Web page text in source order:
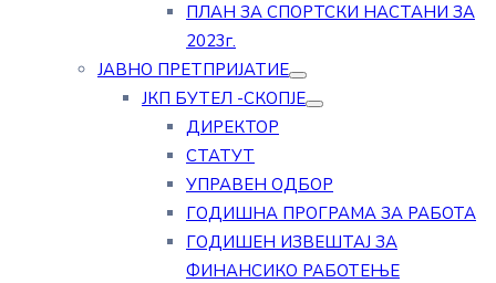
ПЛАН ЗА СПОРТСКИ НАСТАНИ ЗА
2023г.
ЈАВНО ПРЕТПРИЈАТИЕ
ЈКП БУТЕЛ -СКОПЈЕ
ДИРЕКТОР
СТАТУТ
УПРАВЕН ОДБОР
ГОДИШНА ПРОГРАМА ЗА РАБОТА
ГОДИШЕН ИЗВЕШТАЈ ЗА
ФИНАНСИКО РАБОТЕЊЕ